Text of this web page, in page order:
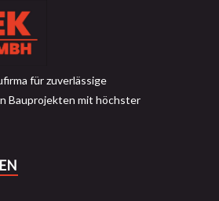
für zuverlässige
Bauprojekten mit höchster